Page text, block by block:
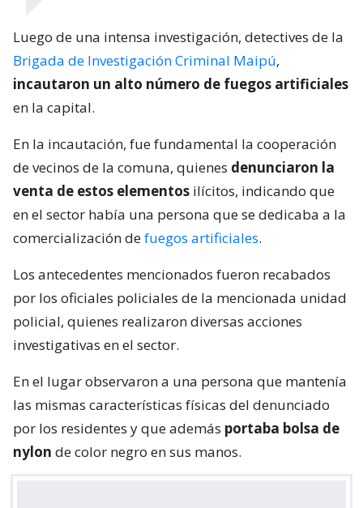
Luego de una intensa investigación, detectives de la
Brigada de Investigación Criminal Maipú,
incautaron un alto número de fuegos artificiales
en la capital.
En la incautación, fue fundamental la cooperación
de vecinos de la comuna, quienes denunciaron la
venta de estos elementos ilícitos, indicando que
en el sector había una persona que se dedicaba a la
comercialización defuegos artificiales.
Los antecedentes mencionados fueron recabados
por los oficiales policiales de la mencionada unidad
policial, quienes realizaron diversas acciones
investigativas en el sector.
En el lugar observaron a una persona que mantenía
las mismas características físicas del denunciado
por los residentes y que además portaba bolsa de
nylon de color negro en sus manos.